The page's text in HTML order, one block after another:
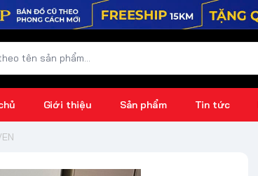
Giới thiệu Sản phẩm Tin tức